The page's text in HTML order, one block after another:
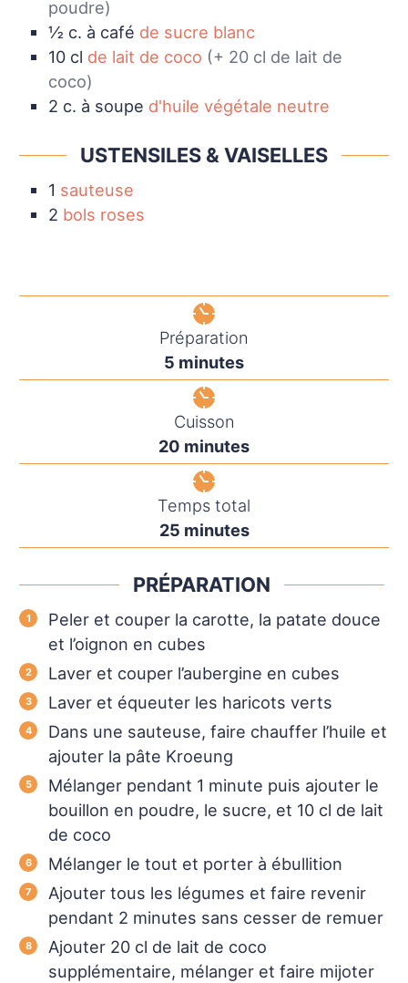
poudre)
½ c. à café de sucre blanc
10 cl de lait de coco (+ 20 cl de lait de
coco)
2 c. à soupe d'huile végétale neutre
USTENSILES & VAISELLES
1 sauteuse
2 bols roses
Préparation
5 minutes
minutes
Cuisson
20 minutes
minutes
Temps total
25minutes
minutes
PRÉPARATION
Peler et couper la carotte, la patate douce
et l’oignon en cubes
Laver et couper l’aubergine en cubes
Laver et équeuter les haricots verts
Dans une sauteuse, faire chauffer l’huile et
ajouter la pâte Kroeung
Mélanger pendant 1 minute puis ajouter le
bouillon en poudre, le sucre, et 10 cl de lait
de coco
Mélanger le tout et porter à ébullition
Ajouter tous les légumes et faire revenir
pendant 2 minutes sans cesser de remuer
Ajouter 20 cl de lait de coco
supplémentaire, mélanger et faire mijoter